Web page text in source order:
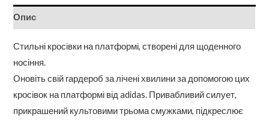
Опис
Стильні кросівки на платформі, створені для щоденного
носіння.
Оновіть свій гардероб за лічені хвилини за допомогою цих
кросівок на платформі від adidas. Привабливий силует,
прикрашений культовими трьома смужками, підкреслює